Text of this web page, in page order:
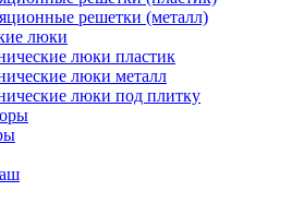
решетки (металл)
люки
люки пластик
люки металл
люки под плитку